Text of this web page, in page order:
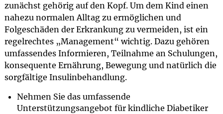
zunächst gehörig auf den Kopf. Um dem Kind einen
nahezu normalen Alltag zu ermöglichen und
Folgeschäden der Erkrankung zu vermeiden, ist ein
regelrechtes „Management“ wichtig. Dazu gehören
umfassendes Informieren, Teilnahme an Schulungen,
konsequente Ernährung, Bewegung und natürlich die
sorgfältige Insulinbehandlung.
Nehmen Sie das umfassende
Unterstützungsangebot für kindliche Diabetiker